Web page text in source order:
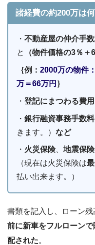
諸経費の約200万は
・不動産屋の仲介手
と
（物件価格の3％＋
｛例：2000万の物件
万＝66万円 ｝
・登記にまつわる費用
・銀行融資事務手数料
きます。）など
・ 火災保険、地震保
（現在は火災保険は
払い出来ます。）
書類を記入し、ローン
前に新車をフルローン
配された。